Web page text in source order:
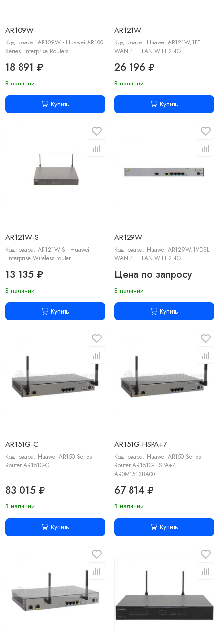
AR109W
Код товара: AR109W - Huawei AR100
Series Enterprise Routers
18 891 ₽
В наличии
Купить
AR121W
Код товара: Huawei AR121W,1FE
WAN,4FE LAN,WIFI 2.4G
26 196 ₽
В наличии
Купить
AR121W-S
Код товара: AR121W-S - Huawei
Enterprise Wireless router
13 135 ₽
В наличии
Купить
AR129W
Код товара: Huawei AR129W,1VDSL
WAN,4FE LAN,WIFI 2.4G
Цена по запросу
В наличии
Купить
AR151G-C
Код товара: Huawei AR150 Series
Router AR151G-C
83 015 ₽
В наличии
Купить
AR151G-HSPA+7
Код товара: Huawei AR150 Series
Router AR151G-HSPA+7,
AR0M1513BA00
67 814 ₽
В наличии
Купить